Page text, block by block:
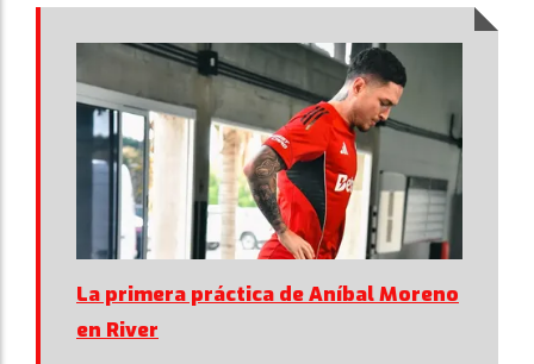
La primera práctica de Aníbal Moreno
en River